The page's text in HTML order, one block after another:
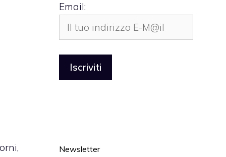
Email:
Newsletter